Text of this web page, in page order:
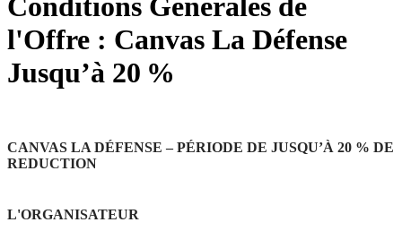
Conditions Générales de
l'Offre : Canvas La Défense
Jusqu’à 20 %
CANVAS LA DÉFENSE – PÉRIODE DE JUSQU’À 20 % DE
REDUCTION
L'ORGANISATEUR